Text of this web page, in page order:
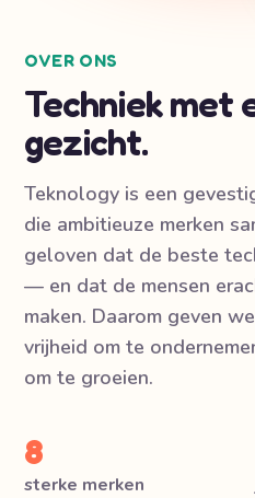
OVER ONS
Techniek met
gezicht.
Teknology is een
die ambitieuze merken
geloven dat de beste
— en dat de mensen
maken. Daarom geven
vrijheid om te
om te groeien.
8
sterke merken